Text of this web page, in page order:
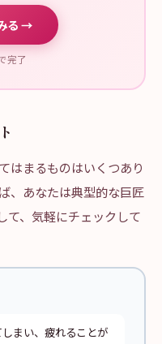
る →
完了
はまるものはいくつあり
、あなたは典型的な巨匠
て、気軽にチェックして
まい、疲れることが